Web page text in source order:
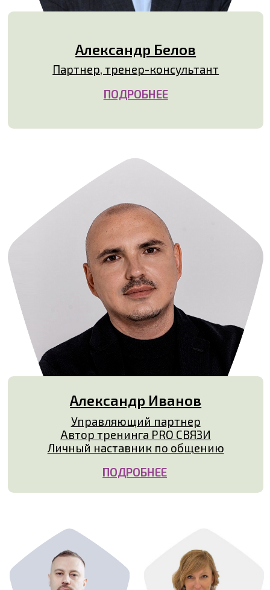
Елена
Горячева
Тренер-
консультант
Евгений
Патрихалка
Тренер-
Александр Иванов
Управляющий партнер
Автор тренинга PRO СВЯЗИ
Личный наставник по общению
ПОДРОБНЕЕ